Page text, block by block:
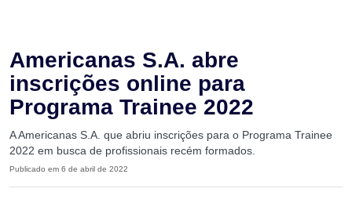
Americanas S.A. abre
inscrições online para
Programa Trainee 2022
A Americanas S.A. que abriu inscrições para o Programa Trainee
2022 em busca de profissionais recém formados.
Publicado em 6 de abril de 2022